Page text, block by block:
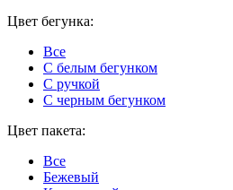
Цвет бегунка:
Все
С белым бегунком
С ручкой
С черным бегунком
Цвет пакета:
Все
Бежевый